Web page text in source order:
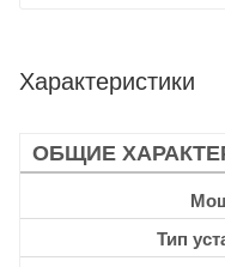
Характеристики
ОБЩИЕ
Тип